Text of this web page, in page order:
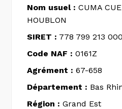
Nom usuel : CUMA
HOUBLON
SIRET : 778 799 213
Code NAF : 0161Z
Agrément : 67-658
Département : Bas
Région : Grand Est